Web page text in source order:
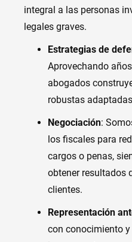
integral a las personas
legales graves.
Estrategias de
Aprovechando
abogados
robustas
Negociación:
los fiscales para
cargos o penas,
obtener resultados
clientes.
Representación
con conocimiento